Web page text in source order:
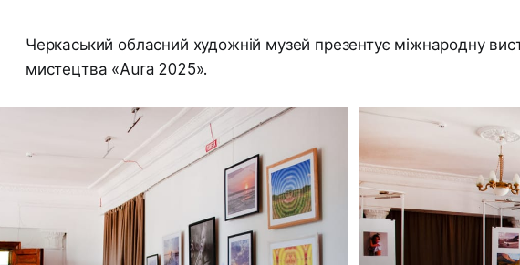
Черкаський обласний художній музей презентує міжнародну
мистецтва «Aura 2025».